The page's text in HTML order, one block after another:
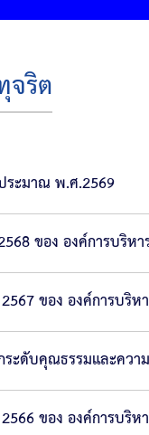
ริต
ะมาณ พ.ศ.2569
ของ องค์การบริห
ของ องค์การบริ
ะดับคุณธรรมและคว
ของ องค์การบริ